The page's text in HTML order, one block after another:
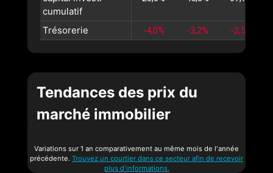
cumulatif
Trésorerie -4,0% -3,2% -2,5%
Tendances des prix du
marché immobilier
Variations sur 1 an comparativement au même mois de l'année
précédente. Trouvez un courtier dans ce secteur afin de recevoir
plus d'informations.